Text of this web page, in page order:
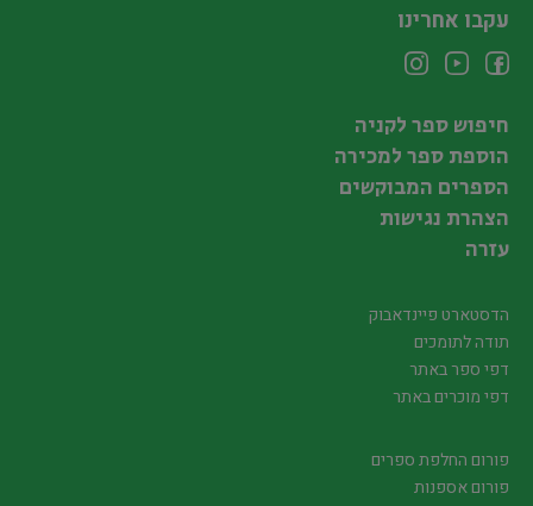
עקבו אחרינו
חיפוש ספר לקניה
הוספת ספר למכירה
הספרים המבוקשים
הצהרת נגישות
עזרה
הדסטארט פיינדאבוק
תודה לתומכים
דפי ספר באתר
דפי מוכרים באתר
פורום החלפת ספרים
פורום אספנות